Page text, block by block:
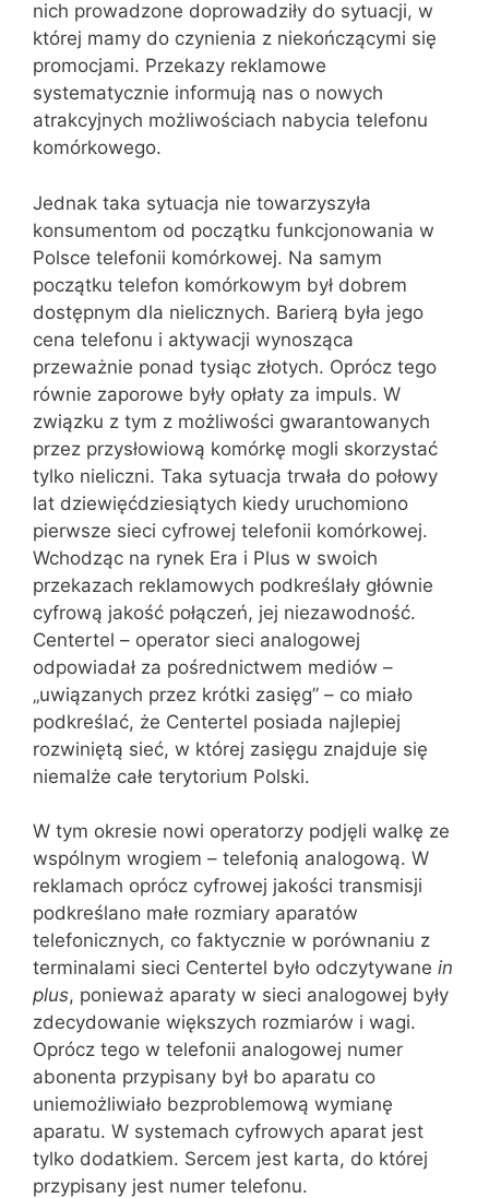
nich prowadzone doprowadziły do sytuacji, w
której mamy do czynienia z niekończącymi się
promocjami. Przekazy reklamowe
systematycznie informują nas o nowych
atrakcyjnych możliwościach nabycia telefonu
komórkowego.
Jednak taka sytuacja nie towarzyszyła
konsumentom od początku funkcjonowania w
Polsce telefonii komórkowej. Na samym
początku telefon komórkowym był dobrem
dostępnym dla nielicznych. Barierą była jego
cena telefonu i aktywacji wynosząca
przeważnie ponad tysiąc złotych. Oprócz tego
równie zaporowe były opłaty za impuls. W
związku z tym z możliwości gwarantowanych
przez przysłowiową komórkę mogli skorzystać
tylko nieliczni. Taka sytuacja trwała do połowy
lat dziewięćdziesiątych kiedy uruchomiono
pierwsze sieci cyfrowej telefonii komórkowej.
Wchodząc na rynek Era i Plus w swoich
przekazach reklamowych podkreślały głównie
cyfrową jakość połączeń, jej niezawodność.
Centertel – operator sieci analogowej
odpowiadał za pośrednictwem mediów –
„uwiązanych przez krótki zasięg” – co miało
podkreślać, że Centertel posiada najlepiej
rozwiniętą sieć, w której zasięgu znajduje się
niemalże całe terytorium Polski.
W tym okresie nowi operatorzy podjęli walkę ze
wspólnym wrogiem – telefonią analogową. W
reklamach oprócz cyfrowej jakości transmisji
podkreślano małe rozmiary aparatów
telefonicznych, co faktycznie w porównaniu z
terminalami sieci Centertel było odczytywane in
plus, ponieważ aparaty w sieci analogowej były
zdecydowanie większych rozmiarów i wagi.
Oprócz tego w telefonii analogowej numer
abonenta przypisany był bo aparatu co
uniemożliwiało bezproblemową wymianę
aparatu. W systemach cyfrowych aparat jest
tylko dodatkiem. Sercem jest karta, do której
przypisany jest numer telefonu.